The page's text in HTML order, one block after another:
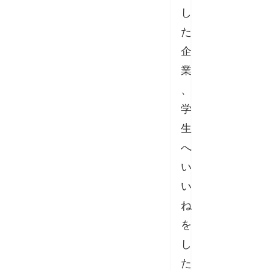
し
た
企
業
、
学
生
へ
い
い
ね
を
し
た